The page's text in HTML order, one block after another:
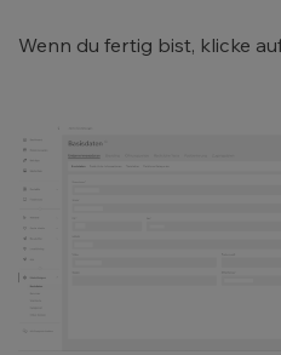
Wenn du fertig bist, klicke